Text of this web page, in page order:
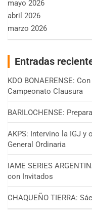
mayo 2026
abril 2026
marzo 2026
Entradas
KDO BONAERENSE:
Campeonato Clausura
BARILOCHENSE:
AKPS: Intervino la IGJ
General Ordinaria
IAME SERIES
con Invitados
CHAQUEÑO TIERRA: